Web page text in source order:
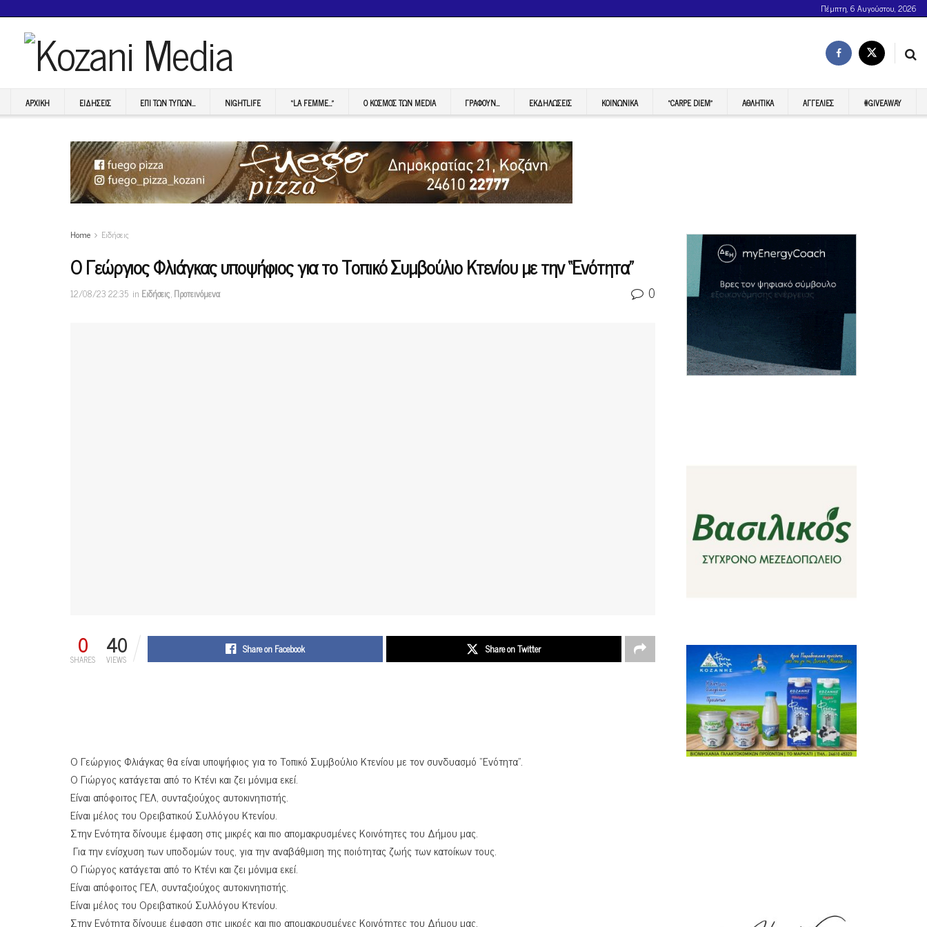
Πέμπτη, 6 Αυγούστου, 2026
ΑΡΧΙΚΉ ΕΙΔΉΣΕΙΣ ΕΠI ΤΩΝ ΤΥΠΩΝ… NIGHTLIFE “LA FEMME…” Ο ΚΟΣΜΟΣ ΤΩΝ MEDIA ΓΡΆΦΟΥΝ… ΕΚΔΗΛΏΣΕΙΣ ΚΟΙΝΩΝΙΚΆ “CARPE DIEM” ΑΘΛΗΤΙΚΆ ΑΓΓΕΛΊΕΣ #GIVEAWAY
Home Ειδήσεις
Ο Γεώργιος Φλιάγκας υποψήφιος για το Τοπικό Συμβούλιο Κτενίου με την “Ενότητα”
12/08/23 22:35 in Ειδήσεις,Προτεινόμενα 0
0
SHARES 40
VIEWS
Share on Facebook Share on Twitter
Ο Γεώργιος Φλιάγκας θα είναι υποψήφιος για το Τοπικό Συμβούλιο Κτενίου με τον συνδυασμό “Ενότητα”.
Ο Γιώργος κατάγεται από το Κτένι και ζει μόνιμα εκεί.
Είναι απόφοιτος ΓΕΛ, συνταξιούχος αυτοκινητιστής.
Είναι μέλος του Ορειβατικού Συλλόγου Κτενίου.
Στην Ενότητα δίνουμε έμφαση στις μικρές και πιο απομακρυσμένες Κοινότητες του Δήμου μας.
Για την ενίσχυση των υποδομών τους, για την αναβάθμιση της ποιότητας ζωής των κατοίκων τους.
Ο Γιώργος κατάγεται από το Κτένι και ζει μόνιμα εκεί.
Είναι απόφοιτος ΓΕΛ, συνταξιούχος αυτοκινητιστής.
Είναι μέλος του Ορειβατικού Συλλόγου Κτενίου.
Στην Ενότητα δίνουμε έμφαση στις μικρές και πιο απομακρυσμένες Κοινότητες του Δήμου μας.